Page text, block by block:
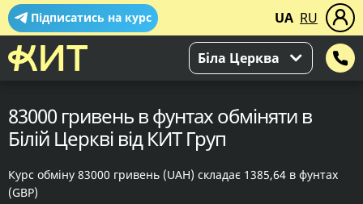
Підписатись на курс UA RU
Біла Церква
83000 гривень в фунтах обміняти в
Білій Церкві від КИТ Груп
Курс обміну 83000 гривень (UAH) складає 1385,64 в фунтах
(GBP)